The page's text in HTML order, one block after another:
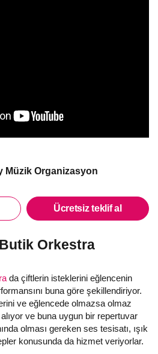
Müzik Organizasyon
Ücretsiz teklif al
Orkestra
da çiftlerin isteklerini eğlencenin
buna göre şekillendiriyor.
ve eğlencede olmazsa olmaz
ve buna uygun bir repertuvar
olması gereken ses tesisatı, ışık
konusunda da hizmet veriyorlar.